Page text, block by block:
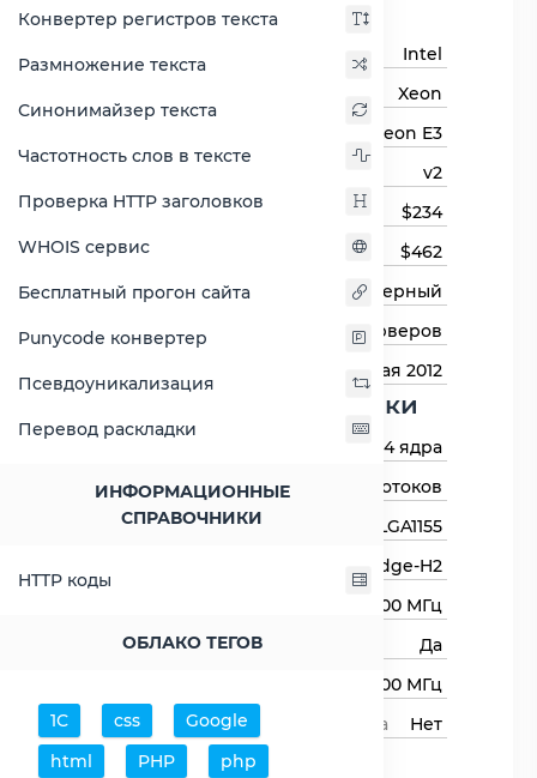
Конвертер регистров текста
Размножение текста
Синонимайзер текста
Частотность слов в тексте
Проверка HTTP заголовков
WHOIS сервис
Бесплатный прогон сайта
Punycode конвертер
Псевдоуникализация
Перевод раскладки
ИНФОРМАЦИОННЫЕ
СПРАВОЧНИКИ
HTTP коды
ОБЛАКО ТЕГОВ
1С css
Google
html
PHP
php
Основная информация
Intel
Xeon
Xeon E3
v2
Цена
$234
Цена на момент выхода
$462
Тип процессора
Серверный
Назначение
Для серверов
14 мая 2012
Основные харктеристики
4 ядра
Количество потоков
8 потоков
Сокет (разъём)
LGA1155
Ivy Bridge-H2
3400 МГц
Авторазгон
Да
3800 МГц
Свободный множитель процессора
Нет
Процессор